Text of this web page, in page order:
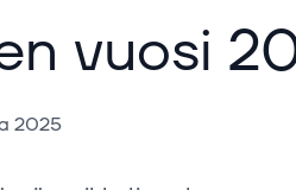
vuosi
2025